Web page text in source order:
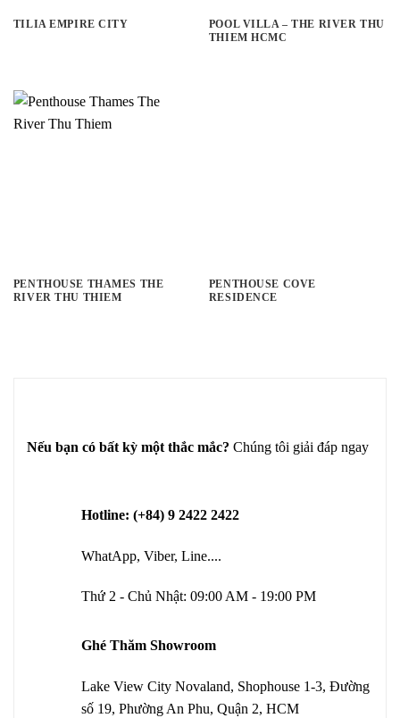
TILIA EMPIRE CITY
POOL VILLA – THE RIVER THU
THIEM HCMC
PENTHOUSE THAMES THE
RIVER THU THIEM
PENTHOUSE COVE
RESIDENCE
Nếu bạn có bất kỳ một thắc mắc? Chúng tôi giải đáp ngay
Hotline: (+84) 9 2422 2422
WhatApp, Viber, Line....
Thứ 2 - Chủ Nhật: 09:00 AM - 19:00 PM
Ghé Thăm Showroom
Lake View City Novaland, Shophouse 1-3, Đường
số 19, Phường An Phu, Quận 2, HCM